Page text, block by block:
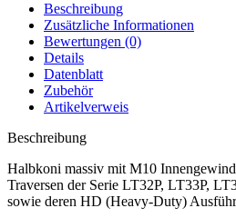
Beschreibung
Zusätzliche Informationen
Bewertungen (0)
Details
Datenblatt
Zubehör
Artikelverweis
Beschreibung
Halbkoni massiv mit M10
Traversen der Serie LT32P, LT33P,
sowie deren HD (Heavy-Duty)